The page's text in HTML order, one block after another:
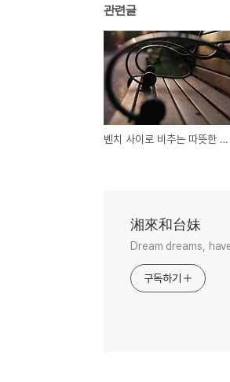
관련글
벤치 사이로 비추는 따뜻한 석양
湘來和台妹
Dream dreams,
구독하기